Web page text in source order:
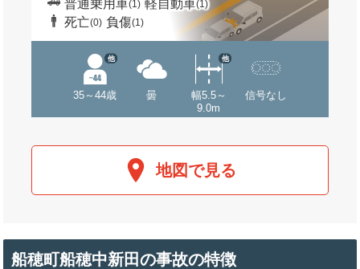
普通乗用車(1) 軽自動車(1)
死亡(0) 負傷(1)
35～44歳
他
曇
幅5.5～
9.0m
他
信号なし
地図で見る
船穂町船穂中新田の事故の特徴